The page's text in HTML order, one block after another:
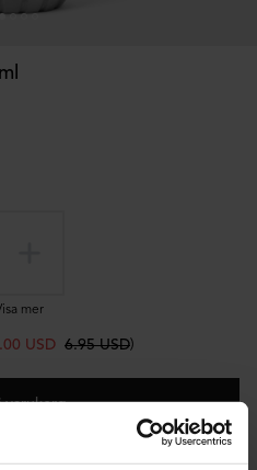
mer
USD 6.95 USD)
varukorg